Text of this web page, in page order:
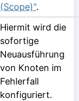
(Scope)".
Hiermit wird die
sofortige
Neuausführung
von Knoten im
Fehlerfall
konfiguriert.